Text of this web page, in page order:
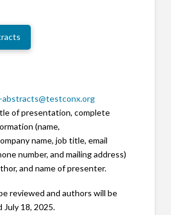
abstracts@testconx.org
of presentation, complete
(name,
name, job title, email
number, and mailing address)
and name of presenter.
reviewed and authors will be
18, 2025.